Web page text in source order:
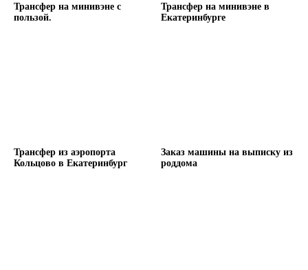
Трансфер на минивэне с
пользой.
Трансфер на минивэне в
Екатеринбурге
Трансфер из аэропорта
Кольцово в Екатеринбург
Заказ машины на выписку из
роддома